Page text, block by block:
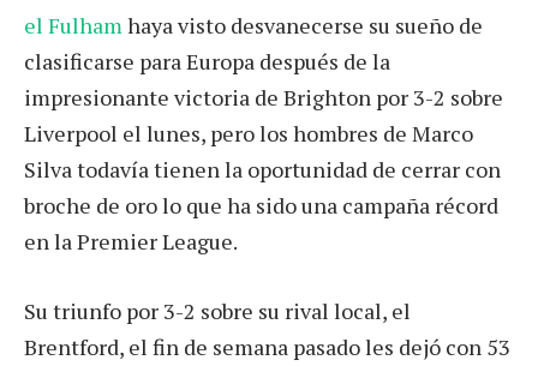
el Fulhamhaya visto desvanecerse su sueño de
clasificarse para Europa después de la
impresionante victoria de Brighton por 3-2 sobre
Liverpool el lunes, pero los hombres de Marco
Silva todavía tienen la oportunidad de cerrar con
broche de oro lo que ha sido una campaña récord
en la Premier League.
Su triunfo por 3-2 sobre su rival local, el
Brentford, el fin de semana pasado les dejó con 53